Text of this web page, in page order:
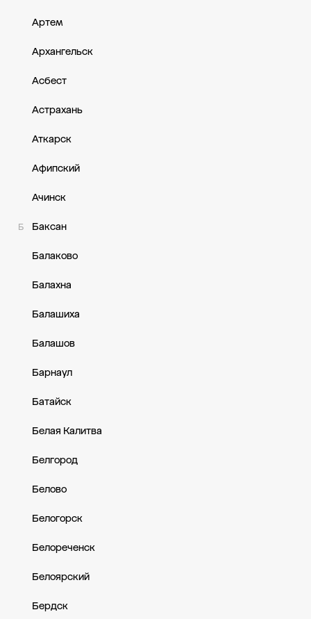
Артем
Архангельск
Асбест
Астрахань
Аткарск
Афипский
Ачинск
Б Баксан
Балаково
Балахна
Балашиха
Балашов
Барнаул
Батайск
Белая Калитва
Белгород
Белово
Белогорск
Белореченск
Белоярский
Бердск